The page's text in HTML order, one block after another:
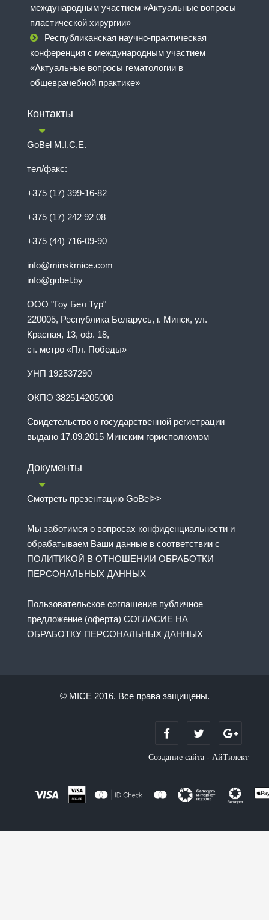
международным участием «Актуальные вопросы
пластической хирургии»
Республиканская научно-практическая
конференция с международным участием
«Актуальные вопросы гематологии в
общеврачебной практике»
Контакты
GoBel M.I.C.E.
тел/факс:
+375 (17) 399-16-82
+375 (17) 242 92 08
+375 (44) 716-09-90
info@minskmice.com
info@gobel.by
ООО "Гоу Бел Тур"
220005, Республика Беларусь, г. Минск, ул.
Красная, 13, оф. 18,
ст. метро «Пл. Победы»
УНП 192537290
ОКПО 382514205000
Свидетельство о государственной регистрации
выдано 17.09.2015 Минским горисполкомом
Документы
Смотреть презентацию GoBel>>
Мы заботимся о вопросах конфиденциальности и
обрабатываем Ваши данные в соответствии с
ПОЛИТИКОЙ В ОТНОШЕНИИ ОБРАБОТКИ
ПЕРСОНАЛЬНЫХ ДАННЫХ
Пользовательское соглашение публичное
предложение (оферта) СОГЛАСИЕ НА
ОБРАБОТКУ ПЕРСОНАЛЬНЫХ ДАННЫХ
© MICE 2016. Все права защищены.
Создание сайта - АйТилект